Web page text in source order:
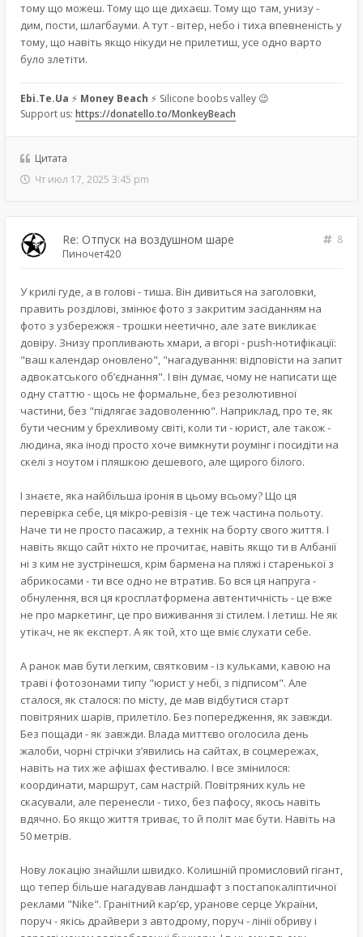
тому що можеш. Тому що ще дихаєш. Тому що там, унизу -
дим, пости, шлагбауми. А тут - вітер, небо і тиха впевненість у
тому, що навіть якщо нікуди не прилетиш, усе одно варто
було злетіти.
Ebi.Te.Ua ⚡ Money Beach ⚡ Silicone boobs valley 😉
Support us: https://donatello.to/MonkeyBeach
Цитата
Чт июл 17, 2025 3:45 pm
Re: Отпуск на воздушном шаре
8
Пиночет420
У крилі гуде, а в голові - тиша. Він дивиться на заголовки,
править розділові, змінює фото з закритим засіданням на
фото з узбережжя - трошки неетично, але зате викликає
довіру. Знизу пропливають хмари, а вгорі - push-нотифікації:
"ваш календар оновлено", "нагадування: відповісти на запит
адвокатського об’єднання". І він думає, чому не написати ще
одну статтю - щось не формальне, без резолютивної
частини, без "підлягає задоволенню". Наприклад, про те, як
бути чесним у брехливому світі, коли ти - юрист, але також -
людина, яка іноді просто хоче вимкнути роумінг і посидіти на
скелі з ноутом і пляшкою дешевого, але щирого білого.
І знаєте, яка найбільша іронія в цьому всьому? Що ця
перевірка себе, ця мікро-ревізія - це теж частина польоту.
Наче ти не просто пасажир, а технік на борту свого життя. І
навіть якщо сайт ніхто не прочитає, навіть якщо ти в Албанії
ні з ким не зустрінешся, крім бармена на пляжі і старенької з
абрикосами - ти все одно не втратив. Бо вся ця напруга -
обнулення, вся ця кросплатформена автентичність - це вже
не про маркетинг, це про виживання зі стилем. І летиш. Не як
утікач, не як експерт. А як той, хто ще вміє слухати себе.
А ранок мав бути легким, святковим - із кульками, кавою на
траві і фотозонами типу "юрист у небі, з підписом". Але
сталося, як сталося: по місту, де мав відбутися старт
повітряних шарів, прилетіло. Без попередження, як завжди.
Без пощади - як завжди. Влада миттєво оголосила день
жалоби, чорні стрічки з’явились на сайтах, в соцмережах,
навіть на тих же афішах фестивалю. І все змінилося:
координати, маршрут, сам настрій. Повітряних куль не
скасували, але перенесли - тихо, без пафосу, якось навіть
вдячно. Бо якщо життя триває, то й політ має бути. Навіть на
50 метрів.
Нову локацію знайшли швидко. Колишній промисловий гігант,
що тепер більше нагадував ландшафт з постапокаліптичної
реклами "Nike". Гранітний кар’єр, уранове серце України,
поруч - якісь драйвери з автодрому, поруч - лінії обриву і